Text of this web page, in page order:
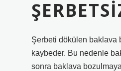
Şerbeti dökülen baklava
kaybeder. Bu nedenle
sonra baklava